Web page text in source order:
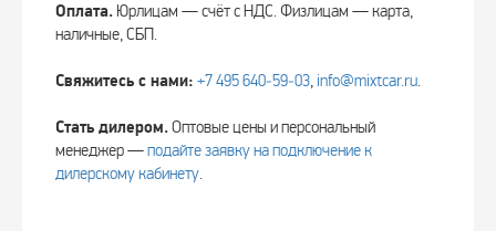
Оплата. Юрлицам — счёт с НДС. Физлицам — карта,
наличные, СБП.
Свяжитесь с нами: +7 495 640‑59‑03, info@mixtcar.ru.
Стать дилером.Оптовые цены и персональный
менеджер —подайте заявку на подключение к
дилерскому кабинету.